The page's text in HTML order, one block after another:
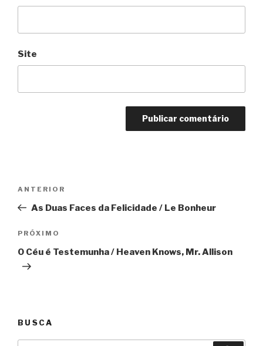
Site
Post
Anterior
ANTERIOR
As Duas Faces da Felicidade / Le Bonheur
Próximo
PRÓXIMO
O Céu é Testemunha / Heaven Knows, Mr. Allison
BUSCA